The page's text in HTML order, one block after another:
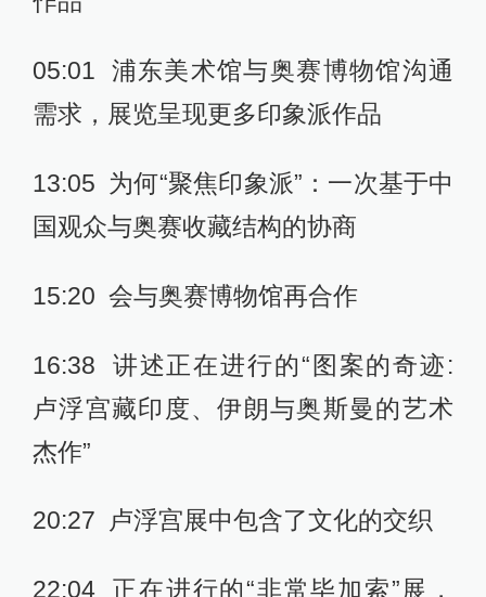
05:01 浦东美术馆与奥赛博物馆沟通
需求，展览呈现更多印象派作品
13:05 为何“聚焦印象派”：一次基于中
国观众与奥赛收藏结构的协商
15:20 会与奥赛博物馆再合作
16:38 讲述正在进行的“图案的奇迹:
卢浮宫藏印度、伊朗与奥斯曼的艺术
杰作”
20:27 卢浮宫展中包含了文化的交织
22:04 正在进行的“非常毕加索”展，